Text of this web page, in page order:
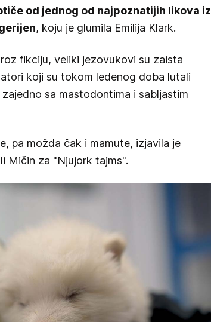
od jednog od najpoznatijih likova iz
, koju je glumila Emilija Klark.
fikciju, veliki jezovukovi su zaista
koji su tokom ledenog doba lutali
sa mastodontima i sabljastim
pa možda čak i mamute, izjavila je
Mičin za "Njujork tajms".